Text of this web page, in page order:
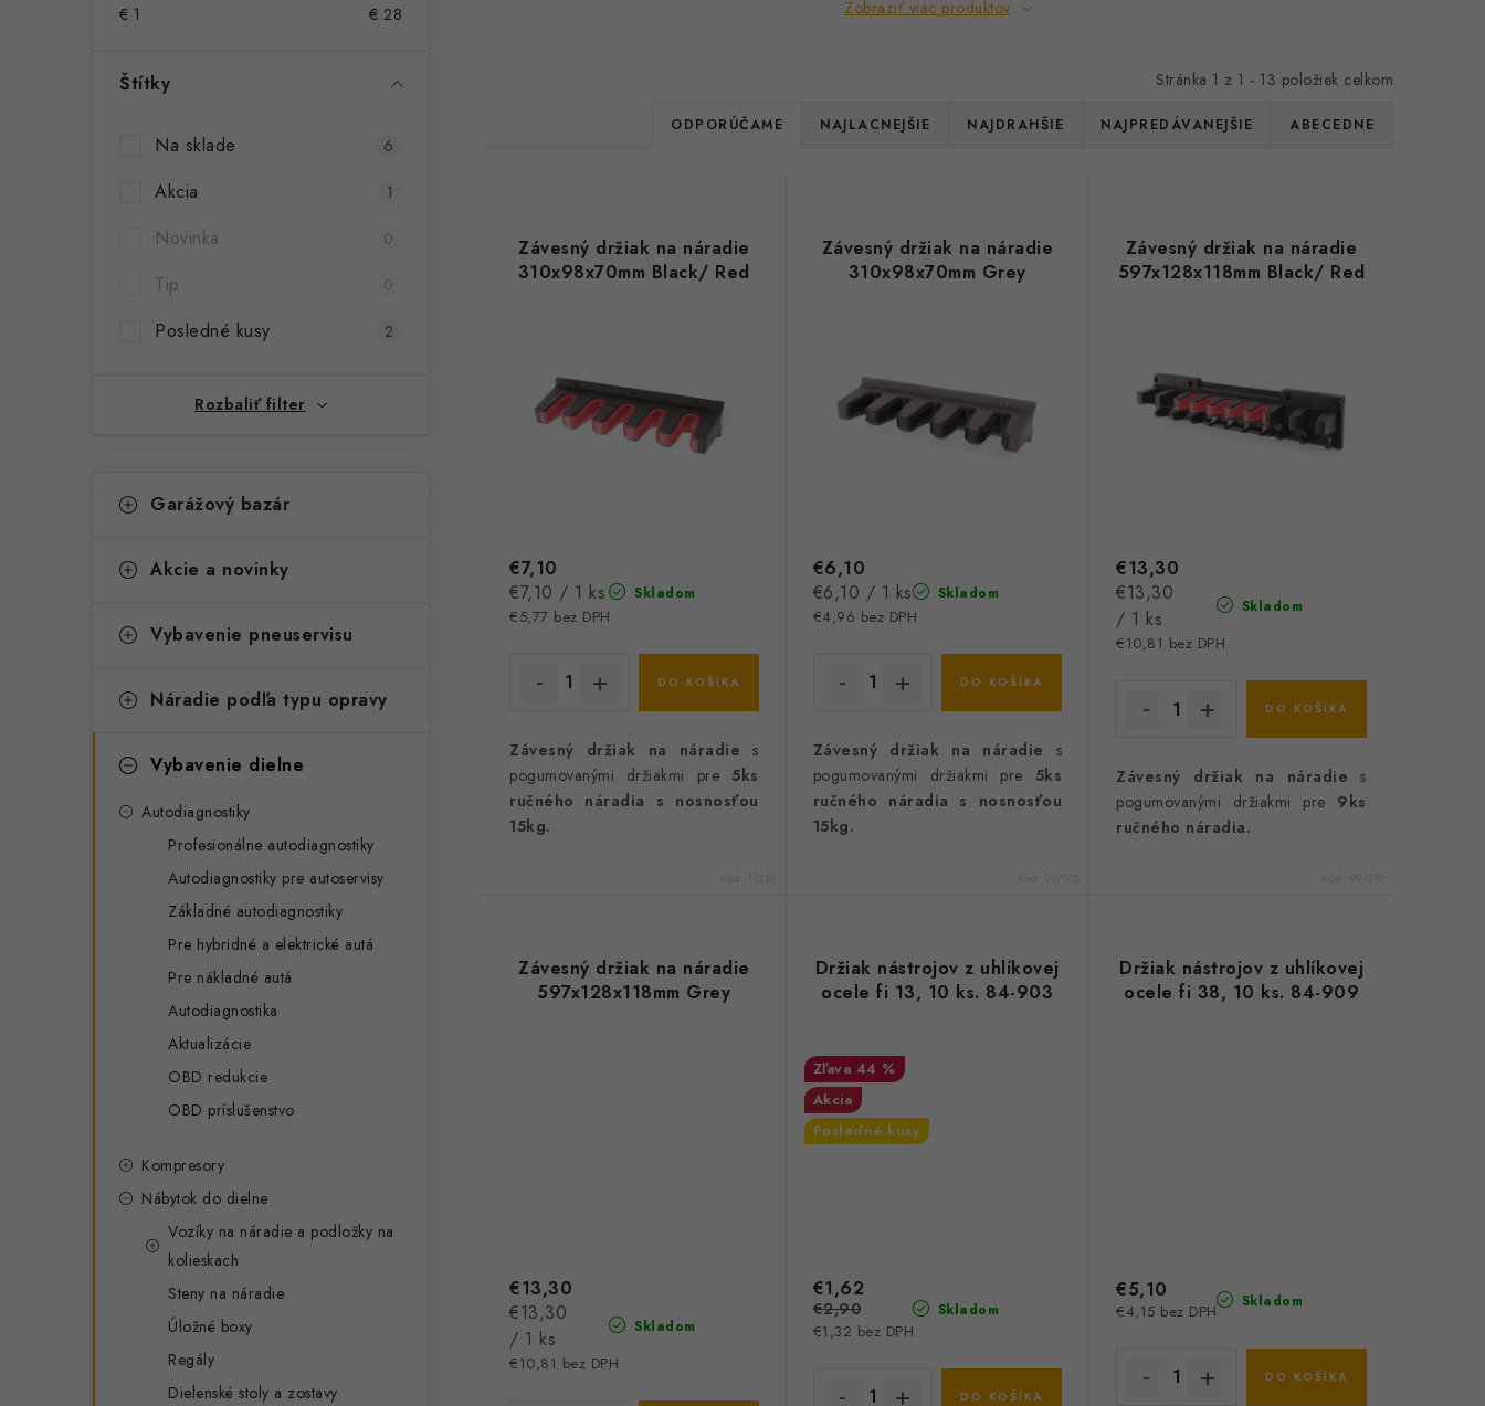
€ 1 € 28
Štítky
Na sklade 6
Akcia 1
Novinka 0
Tip 0
Posledné kusy 2
Rozbaliť filter
kategórie
i
Garážový bazár
Akcie a novinky
Vybavenie pneuservisu
Náradie podľa typu opravy
Vybavenie dielne
Autodiagnostiky
Profesionálne autodiagnostiky
Autodiagnostiky pre autoservisy
Základné autodiagnostiky
Pre hybridné a elektrické autá
Pre nákladné autá
Autodiagnostika
Aktualizácie
OBD redukcie
OBD príslušenstvo
Kompresory
Nábytok do dielne
Vozíky na náradie a podložky na
kolieskach
Steny na náradie
Úložné boxy
Regály
Dielenské stoly a zostavy
Zobraziť viac produktov
Stránka 1 z 1 - 13 položiek celkom
R
e
n
p
r
u
t
o
v
ODPORÚČAME NAJLACNEJŠIE NAJDRAHŠIE NAJPREDÁVANEJŠIE ABECEDNE
Závesný držiak na náradie
310x98x70mm Black/ Red
Skladom
€5,77 bez DPH
€7,10
Jednotková
cena:
€7,10 / 1 ks
DO KOŠÍKA
Závesný držiak na náradie s
pogumovanými držiakmi pre 5ks
ručného náradia s nosnosťou
15kg.
Závesný držiak na náradie
310x98x70mm Grey
Skladom
€4,96 bez DPH
€6,10
Jednotková
cena:
€6,10 / 1 ks
DO KOŠÍKA
Závesný držiak na náradie s
pogumovanými držiakmi pre 5ks
ručného náradia s nosnosťou
15kg.
Závesný držiak na náradie
597x128x118mm Black/ Red
Skladom
€10,81 bez DPH
€13,30
Jednotková
cena:
€13,30
/ 1 ks
DO KOŠÍKA
Závesný držiak na náradie s
pogumovanými držiakmi pre 9ks
ručného náradia.
Závesný držiak na náradie
597x128x118mm Grey
Skladom
€10,81 bez DPH
€13,30
Jednotková
cena:
€13,30
/ 1 ks
Držiak nástrojov z uhlíkovej
ocele fi 13, 10 ks. 84-903
44 %
Akcia
Posledné kusy
Skladom
€1,32 bez DPH
€1,62
€2,90
DO KOŠÍKA
Držiak nástrojov z uhlíkovej
ocele fi 38, 10 ks. 84-909
Skladom
€4,15 bez DPH
€5,10
DO KOŠÍKA